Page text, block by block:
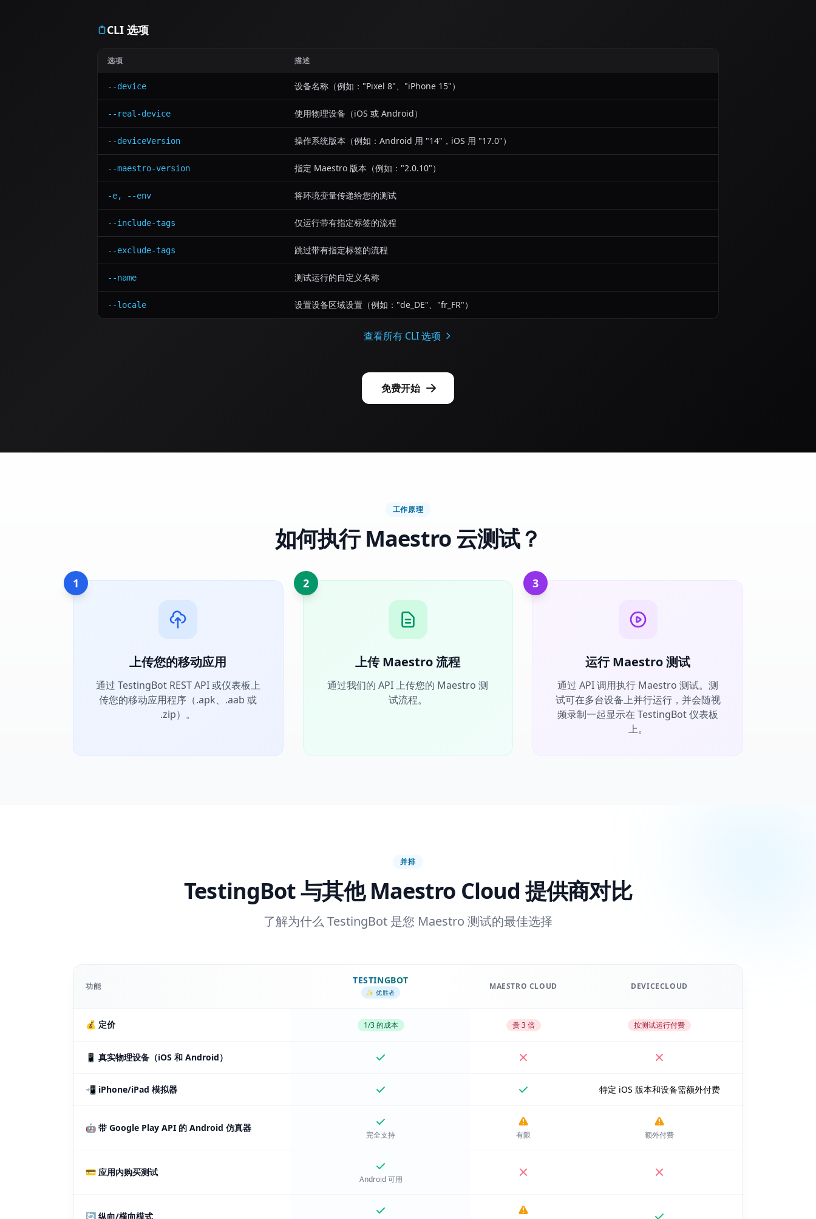
CLI 选项
选项 描述
--device 设备名称（例如："Pixel 8"、"iPhone 15"）
--real-device 使用物理设备（iOS 或 Android）
--deviceVersion 操作系统版本（例如：Android 用 "14"，iOS 用 "17.0"）
--maestro-version 指定 Maestro 版本（例如："2.0.10"）
-e, --env 将环境变量传递给您的测试
--include-tags 仅运行带有指定标签的流程
--exclude-tags 跳过带有指定标签的流程
--name 测试运行的自定义名称
--locale 设置设备区域设置（例如："de_DE"、"fr_FR"）
查看所有 CLI 选项
免费开始
工作原理
如何执行 Maestro 云测试？
1
上传您的移动应用
通过 TestingBot REST API 或仪表板上
传您的移动应用程序（.apk、.aab 或
.zip）。
2
上传 Maestro 流程
通过我们的 API 上传您的 Maestro 测
试流程。
3
运行 Maestro 测试
通过 API 调用执行 Maestro 测试。测
试可在多台设备上并行运行，并会随视
频录制一起显示在 TestingBot 仪表板
上。
并排
TestingBot 与其他 Maestro Cloud 提供商对比
了解为什么 TestingBot 是您 Maestro 测试的最佳选择
功能
TESTINGBOT
✨ 优胜者
MAESTRO CLOUD DEVICECLOUD
💰 定价 1/3 的成本 贵 3 倍 按测试运行付费
📱 真实物理设备（iOS 和 Android）
📲 iPhone/iPad 模拟器 特定 iOS 版本和设备需额外付费
🤖 带 Google Play API 的 Android 仿真器
完全支持 有限 额外付费
💳 应用内购买测试
Android 可用
🔄 纵向/横向模式